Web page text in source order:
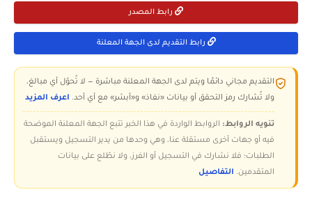
رابط المصدر
رابط التقديم لدى الجهة المعلنة
التقديم مجاني دائمًا ويتم لدى الجهة المعلنة مباشرة — لا تُحوّل أي مبالغ،
ولا تُشارك رمز التحقق أو بيانات «نفاذ» و«أبشر» مع أي أحد. اعرف المزيد
تنويه الروابط: الروابط الواردة في هذا الخبر تتبع الجهة المعلنة الموضحة
فيه أو جهات أخرى مستقلة عنا، وهي وحدها من يدير التسجيل ويستقبل
الطلبات؛ فلا نشارك في التسجيل أو الفرز، ولا نطّلع على بيانات
المتقدمين. التفاصيل